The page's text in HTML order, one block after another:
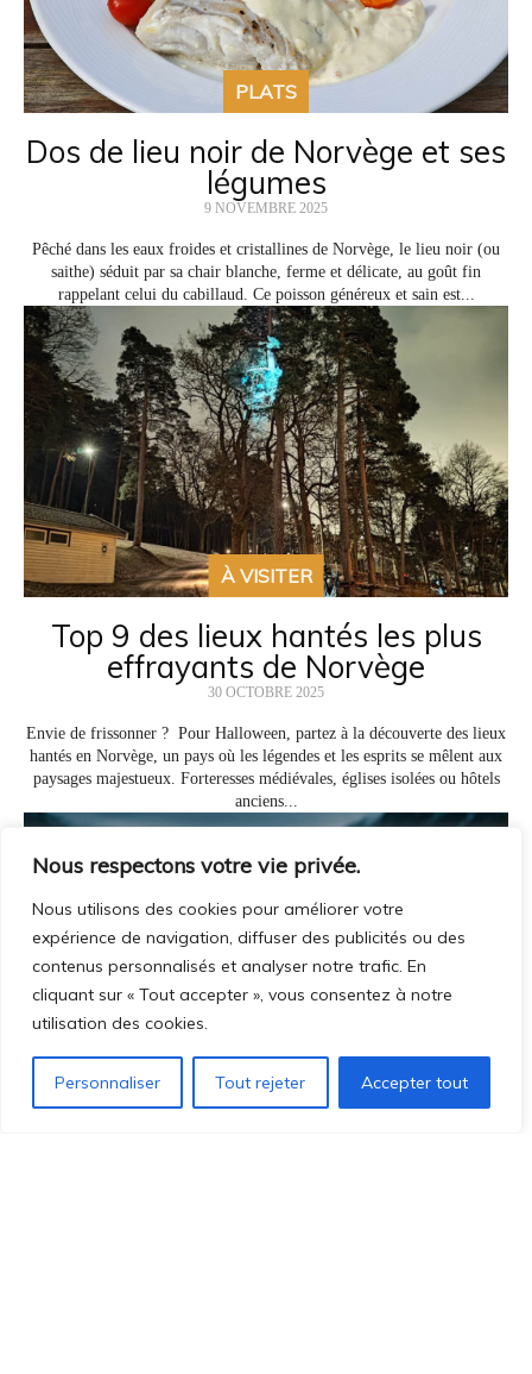
Nous respectons votre vie privée.
Nous utilisons des cookies pour améliorer votre
expérience de navigation, diffuser des publicités ou des
contenus personnalisés et analyser notre trafic. En
cliquant sur « Tout accepter », vous consentez à notre
utilisation des cookies.
Personnaliser Tout rejeter Accepter tout
PLATS
Dos de lieu noir de Norvège et ses
légumes
9 NOVEMBRE 2025
Pêché dans les eaux froides et cristallines de Norvège, le lieu noir (ou
saithe) séduit par sa chair blanche, ferme et délicate, au goût fin
rappelant celui du cabillaud. Ce poisson généreux et sain est...
À VISITER
Top 9 des lieux hantés les plus
effrayants de Norvège
30 OCTOBRE 2025
Envie de frissonner ? Pour Halloween, partez à la découverte des lieux
hantés en Norvège, un pays où les légendes et les esprits se mêlent aux
paysages majestueux. Forteresses médiévales, églises isolées ou hôtels
anciens...
CULTURE